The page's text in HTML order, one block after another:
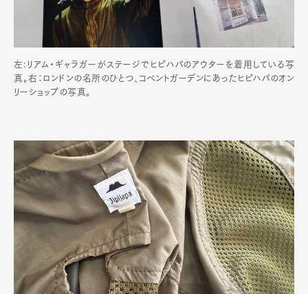
左:リアム・ギャラガーがステージでヒピハパのアウターを着用している写
真。右：ロンドンの名所のひとつ、コベントガーデンにあったヒピハパのオン
リーショップの写真。